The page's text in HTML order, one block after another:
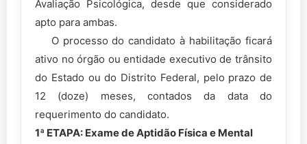
Avaliação Psicológica, desde que considerado
apto para ambas.
O processo do candidato à habilitação ficará
ativo no órgão ou entidade executivo de trânsito
do Estado ou do Distrito Federal, pelo prazo de
12 (doze) meses, contados da data do
requerimento do candidato.
1ª ETAPA: Exame de Aptidão Física e Mental